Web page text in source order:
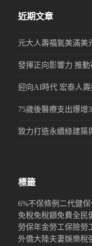
近期文章
元大人壽福氣美滿美
發揮正向影響力 推
迎向AI時代 宏泰人
75歲後醫療支出爆增
致力打造永續綠建築
標籤
6%不保條例 二代健保
免稅免稅額免費全民
勞保年金勞工保險勞
外僑大陸夫妻娛樂稅